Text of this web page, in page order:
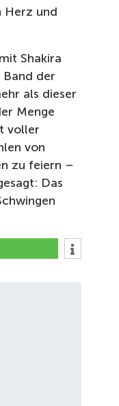
Herz und
Shakira
der
als dieser
Menge
voller
von
zu feiern –
Das